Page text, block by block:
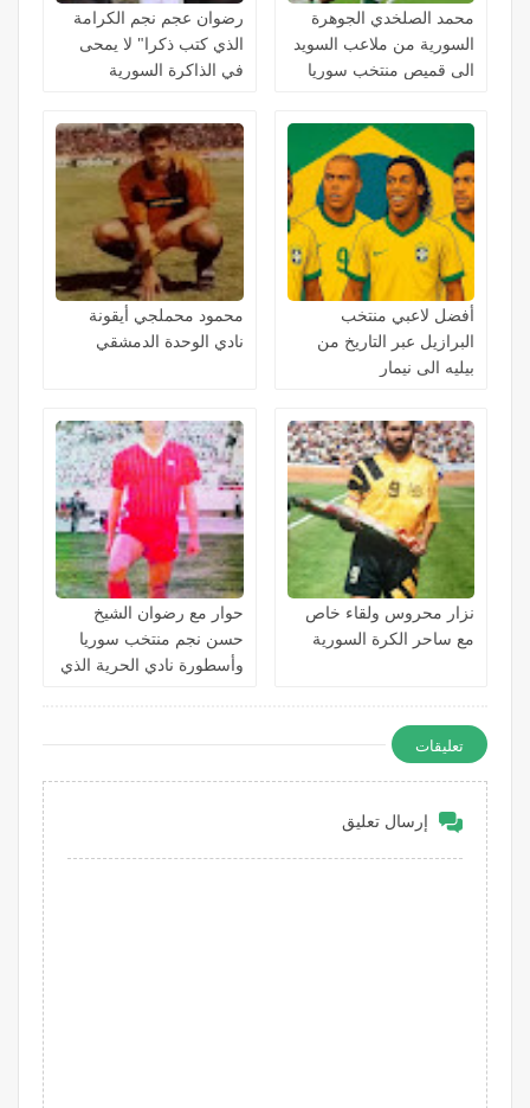
محمد الصلخدي الجوهرة
السورية من ملاعب السويد
الى قميص منتخب سوريا
رضوان عجم نجم الكرامة
الذي كتب ذكرا" لا يمحى
في الذاكرة السورية
أفضل لاعبي منتخب
البرازيل عبر التاريخ من
بيليه الى نيمار
محمود محملجي أيقونة
نادي الوحدة الدمشقي
نزار محروس ولقاء خاص
مع ساحر الكرة السورية
حوار مع رضوان الشيخ
حسن نجم منتخب سوريا
وأسطورة نادي الحرية الذي
تعليقات
إرسال تعليق